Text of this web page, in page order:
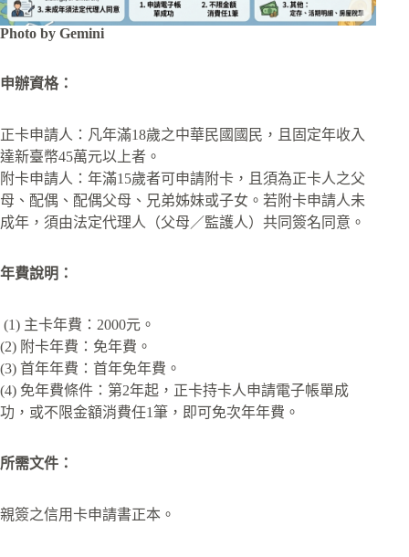
Photo by Gemini
申辦資格：
正卡申請人：凡年滿18歲之中華民國國民，且固定年收入
達新臺幣45萬元以上者。
附卡申請人：年滿15歲者可申請附卡，且須為正卡人之父
母、配偶、配偶父母、兄弟姊妹或子女。若附卡申請人未
成年，須由法定代理人（父母／監護人）共同簽名同意。
年費說明：
(1) 主卡年費：2000元。
(2) 附卡年費：免年費。
(3) 首年年費：首年免年費。
(4) 免年費條件：第2年起，正卡持卡人申請電子帳單成
功，或不限金額消費任1筆，即可免次年年費。
所需文件：
親簽之信用卡申請書正本。